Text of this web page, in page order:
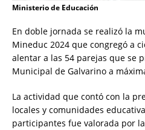
Ministerio de Educación
En doble jornada se realizó la
Mineduc 2024 que congregó a
alentar a las 54 parejas que se
Municipal de Galvarino a
La actividad que contó con la
locales y comunidades
participantes fue valorada por